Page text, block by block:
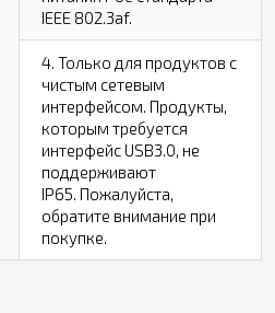
IEEE 802.3af.
4. Только для продуктов с
чистым сетевым
интерфейсом. Продукты,
которым требуется
интерфейс USB3.0, не
поддерживают
IP65. Пожалуйста,
обратите внимание при
покупке.